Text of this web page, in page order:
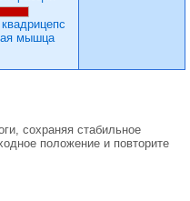
мышца
сохраняя стабильное
положение и повторите